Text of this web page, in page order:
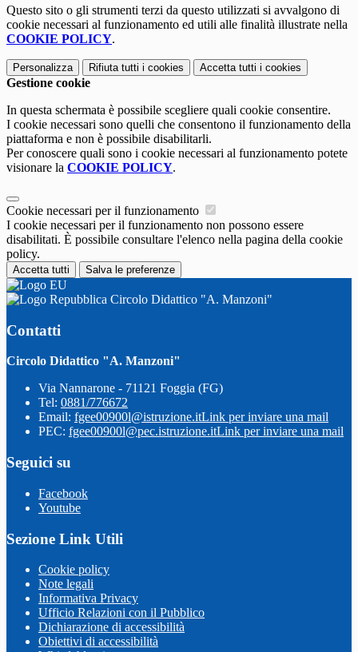
Questo sito o gli strumenti terzi da questo utilizzati si avvalgono di
cookie necessari al funzionamento ed utili alle finalità illustrate nella
COOKIE POLICY.
Personalizza Rifiuta tutti i cookies Accetta tutti i cookies
Gestione cookie
In questa schermata è possibile scegliere quali cookie consentire.
I cookie necessari sono quelli che consentono il funzionamento della
piattaforma e non è possibile disabilitarli.
Per conoscere quali sono i cookie necessari al funzionamento potete
visionare la COOKIE POLICY.
Cookie necessari per il funzionamento
I cookie necessari per il funzionamento non possono essere
disabilitati. È possibile consultare l'elenco nella pagina della cookie
policy.
Accetta tutti Salva le preferenze
Circolo Didattico "A. Manzoni"
Contatti
Circolo Didattico "A. Manzoni"
Via Nannarone - 71121 Foggia (FG)
Tel: 0881/776672
Email: fgee00900l@istruzione.itLink per inviare una mail
PEC: fgee00900l@pec.istruzione.itLink per inviare una mail
Seguici su
Facebook
Youtube
Sezione Link Utili
Cookie policy
Note legali
Informativa Privacy
Ufficio Relazioni con il Pubblico
Dichiarazione di accessibilità
Obiettivi di accessibilità